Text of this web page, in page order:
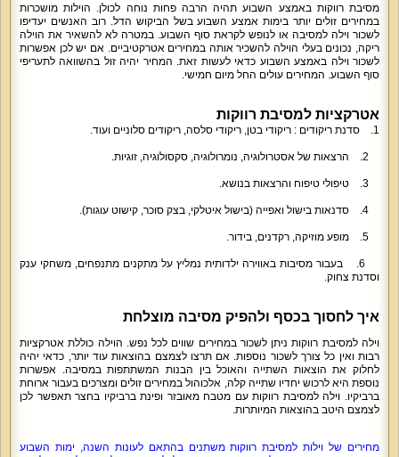
מסיבת רווקות באמצע השבוע תהיה הרבה פחות נוחה לכולן. הוילות מושכרות
במחירים זולים יותר בימות אמצע השבוע בשל הביקוש הדל. רוב האנשים יעדיפו
לשכור וילה למסיבה או לנופש לקראת סוף השבוע. במטרה לא להשאיר את הוילה
ריקה, נכונים בעלי הוילה להשכיר אותה במחירים אטרקטיביים. אם יש לכן אפשרות
לשכור וילה באמצע השבוע כדאי לעשות זאת. המחיר יהיה זול בהשוואה לתעריפי
סוף השבוע. המחירים עולים החל מיום חמישי.
אטרקציות למסיבת רווקות
1. סדנת ריקודים : ריקודי בטן, ריקודי סלסה, ריקודים סלוניים ועוד.
6. בעבור מסיבות באווירה ילדותית נמליץ על מתקנים מתנפחים, משחקי ענק
וסדנת צחוק.
איך לחסוך בכסף ולהפיק מסיבה מוצלחת
וילה למסיבת רווקות ניתן לשכור במחירים שווים לכל נפש. הוילה כוללת אטרקציות
רבות ואין כל צורך לשכור נוספות. אם תרצו לצמצם בהוצאות עוד יותר, כדאי יהיה
לחלוק את הוצאות השתייה והאוכל בין הבנות המשתתפות במסיבה. אפשרות
נוספת היא לרכוש יחדיו שתייה קלה, אלכוהול במחירים זולים ומצרכים בעבור ארוחת
ברביקיו. וילה למסיבת רווקות עם מטבח מאובזר ופינת ברביקיו בחצר תאפשר לכן
לצמצם היטב בהוצאות המיותרות.
מחירים של וילות למסיבת רווקות משתנים בהתאם לעונות השנה, ימות השבוע